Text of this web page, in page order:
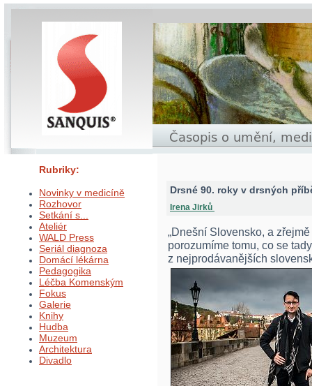
Rubriky:
Novinky v medicíně
Rozhovor
Setkání s...
Ateliér
WALD Press
Seriál diagnoza
Domácí lékárna
Pedagogika
Léčba Komenským
Fokus
Galerie
Knihy
Hudba
Muzeum
Architektura
Divadlo
Drsné 90. roky v drsných
Irena Jirků
„Dnešní Slovensko, a
porozumíme tomu, co se
z nejprodávanějších